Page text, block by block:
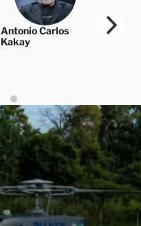
Antonio Carlos
Kakay